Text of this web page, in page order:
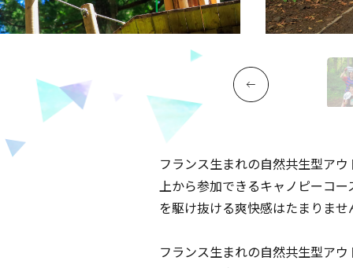
フランス生まれの自然共生型ア
上から参加できるキャノピーコ
を駆け抜ける爽快感はたまりま
フランス生まれの自然共生型